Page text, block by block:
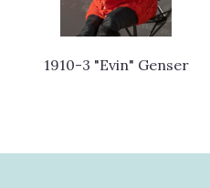
1910-3 "Evin" Genser